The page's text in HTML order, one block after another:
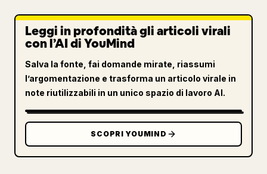
Leggi in profondità gli articoli virali
con l’AI di YouMind
Salva la fonte, fai domande mirate, riassumi
l’argomentazione e trasforma un articolo virale in
note riutilizzabili in un unico spazio di lavoro AI.
SCOPRI YOUMIND